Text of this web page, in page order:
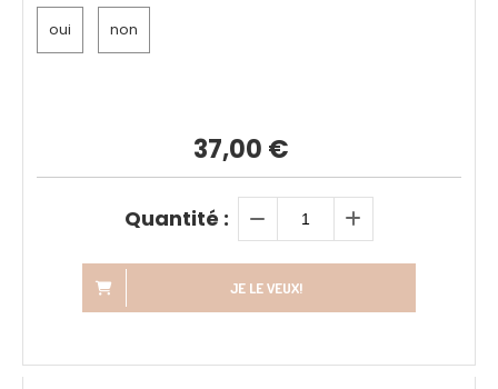
oui non
Quantité :
37,00 €
JE LE VEUX!